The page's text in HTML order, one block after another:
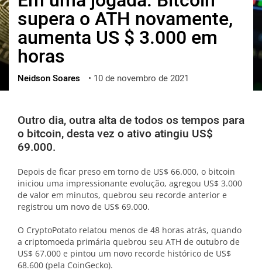
русский
한국어
العربية
ไทย
ქართული
vietnamese
supera o ATH novamente,
aumenta US $ 3.000 em
horas
Neidson Soares • 10 de novembro de 2021
Outro dia, outra alta de todos os tempos para
o bitcoin, desta vez o ativo atingiu US$
69.000.
Depois de ficar preso em torno de US$ 66.000, o bitcoin
iniciou uma impressionante evolução, agregou US$ 3.000
de valor em minutos, quebrou seu recorde anterior e
registrou um novo de US$ 69.000.
O CryptoPotato relatou menos de 48 horas atrás, quando
a criptomoeda primária quebrou seu ATH de outubro de
US$ 67.000 e pintou um novo recorde histórico de US$
68.600 (pela CoinGecko).